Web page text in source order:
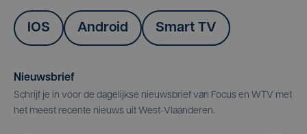
IOS Android Smart TV
Nieuwsbrief
Schrijf je in voor de dagelijkse nieuwsbrief van Focus en WTV met
het meest recente nieuws uit West-Vlaanderen.